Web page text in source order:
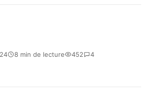
8 min de lecture 452 4